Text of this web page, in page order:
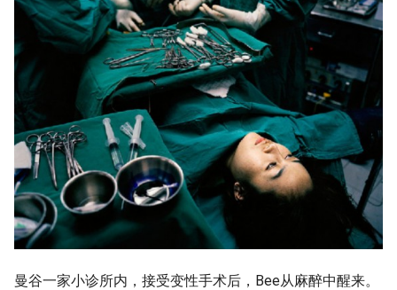
曼谷一家小诊所内，接受变性手术后，Bee从麻醉中醒来。